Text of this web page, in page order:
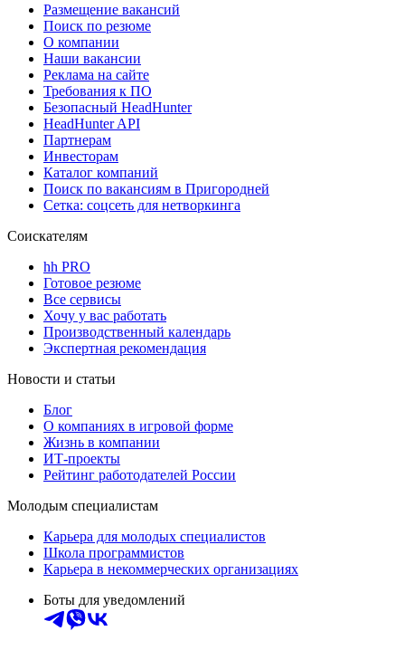
Размещение вакансий
Поиск по резюме
О компании
Наши вакансии
Реклама на сайте
Требования к ПО
Безопасный HeadHunter
HeadHunter API
Партнерам
Инвесторам
Каталог компаний
Поиск по вакансиям в Пригородней
Сетка: соцсеть для нетворкинга
Соискателям
hh PRO
Готовое резюме
Все сервисы
Хочу у вас работать
Производственный календарь
Экспертная рекомендация
Новости и статьи
Блог
О компаниях в игровой форме
Жизнь в компании
ИТ-проекты
Рейтинг работодателей России
Молодым специалистам
Карьера для молодых специалистов
Школа программистов
Карьера в некоммерческих организациях
Боты для уведомлений